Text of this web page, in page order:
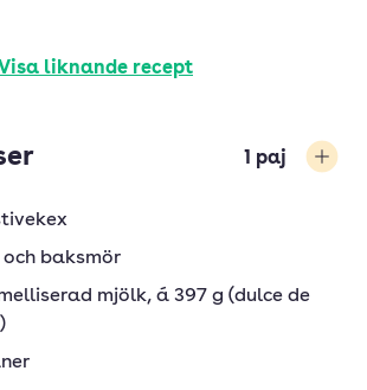
Visa liknande recept
1 paj
baksmör
mjölk, á 397 g (dulce de